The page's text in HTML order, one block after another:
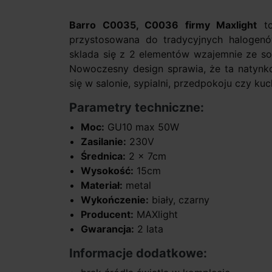
Barro C0035, C0036 firmy Maxlight
przystosowana do tradycyjnych
sklada się z 2 elementów wzajemnie ze
Nowoczesny design sprawia, że ta
się w salonie, sypialni, przedpokoju czy
Parametry techniczne:
Moc: GU10 max 50W
Zasilanie: 230V
Średnica: 2 x 7cm
Wysokość: 15cm
Materiał: metal
Wykończenie: biały, czarny
Producent: MAXlight
Gwarancja: 2 lata
Informacje dodatkowe: